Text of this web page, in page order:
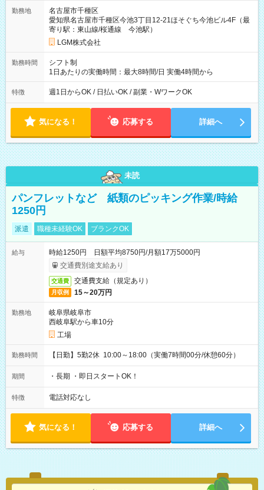
勤務地
名古屋市千種区
愛知県名古屋市千種区今池3丁目12-21ほそぐち今池ビル4F（最
寄り駅：東山線/桜通線 今池駅）
LGM株式会社
勤務時間
シフト制
1日あたりの実働時間：最大8時間/日 実働4時間から
特徴 週1日からOK / 日払いOK / 副業・WワークOK
気になる！ 応募する 詳細へ
未読
パンフレットなど 紙類のピッキング作業/時給
1250円
派遣 職種未経験OK ブランクOK
給与
時給1250円 日額平均8750円/月額17万5000円
交通費別途支給あり
交通費 交通費支給（規定あり）
月収例 15～20万円
勤務地
岐阜県岐阜市
西岐阜駅から車10分
工場
勤務時間 【日勤】5勤2休 10:00～18:00（実働7時間00分/休憩60分）
期間 ・長期 ・即日スタートOK！
特徴 電話対応なし
気になる！ 応募する 詳細へ